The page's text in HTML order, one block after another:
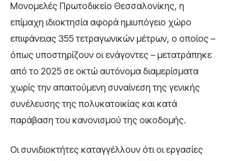
Μονομελές Πρωτοδικείο Θεσσαλονίκης, η
επίμαχη ιδιοκτησία αφορά ημιυπόγειο χώρο
επιφάνειας 355 τετραγωνικών μέτρων, ο οποίος –
όπως υποστηρίζουν οι ενάγοντες – μετατράπηκε
από το 2025 σε οκτώ αυτόνομα διαμερίσματα
χωρίς την απαιτούμενη συναίνεση της γενικής
συνέλευσης της πολυκατοικίας και κατά
παράβαση του κανονισμού της οικοδομής.
Οι συνιδιοκτήτες καταγγέλλουν ότι οι εργασίες